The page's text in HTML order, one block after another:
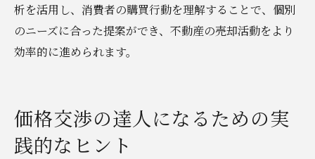
析を活用し、消費者の購買行動を理解することで、個別
のニーズに合った提案ができ、不動産の売却活動をより
効率的に進められます。
価格交渉の達人になるための実
践的なヒント